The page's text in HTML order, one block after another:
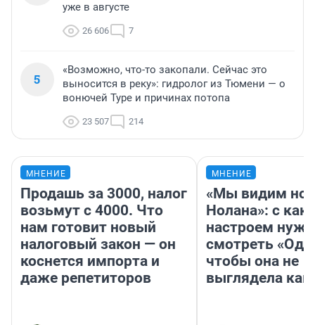
уже в августе
26 606 7
5
«Возможно, что-то закопали. Сейчас это
выносится в реку»: гидролог из Тюмени — о
вонючей Туре и причинах потопа
23 507 214
МНЕНИЕ
Продашь за 3000, налог
возьмут с 4000. Что
нам готовит новый
налоговый закон — он
коснется импорта и
даже репетиторов
МНЕНИЕ
«Мы видим
Нолана»: с
настроем
смотреть
чтобы она не
выглядела как